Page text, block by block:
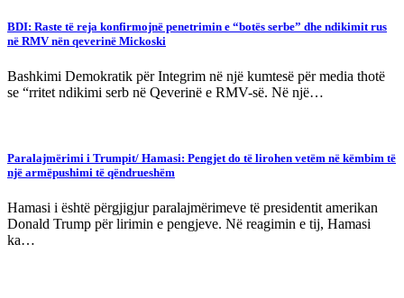
BDI: Raste të reja konfirmojnë penetrimin e “botës serbe” dhe ndikimit rus
në RMV nën qeverinë Mickoski
Bashkimi Demokratik për Integrim në një kumtesë për media thotë
se “rritet ndikimi serb në Qeverinë e RMV-së. Në një…
Paralajmërimi i Trumpit/ Hamasi: Pengjet do të lirohen vetëm në këmbim të
një armëpushimi të qëndrueshëm
Hamasi i është përgjigjur paralajmërimeve të presidentit amerikan
Donald Trump për lirimin e pengjeve. Në reagimin e tij, Hamasi
ka…